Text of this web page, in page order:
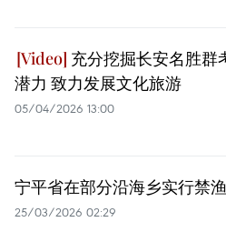
充分挖掘长安名胜群
潜力 致力发展文化旅游
05/04/2026 13:00
宁平省在部分沿海乡实行禁
25/03/2026 02:29